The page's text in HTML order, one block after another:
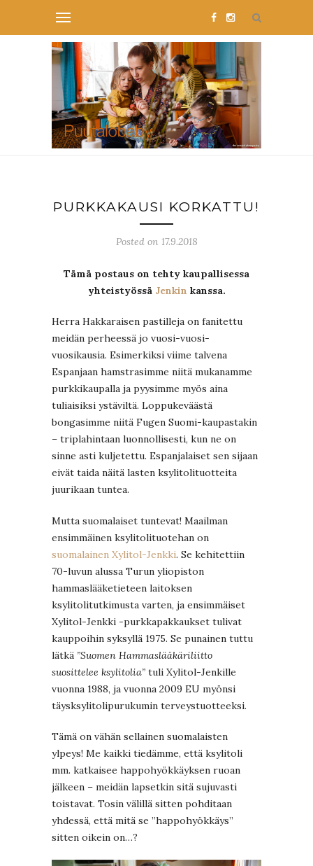
PURKKAKAUSI KORKATTU!
Posted on 17.9.2018
Tämä postaus on tehty kaupallisessa
yhteistyössä Jenkin kanssa.
Herra Hakkaraisen pastilleja on fanitettu
meidän perheessä jo vuosi-vuosi-
vuosikausia. Esimerkiksi viime talvena
Espanjaan hamstrasimme niitä mukanamme
purkkikaupalla ja pyysimme myös aina
tuliaisiksi ystäviltä. Loppukeväästä
bongasimme niitä Fugen Suomi-kaupastakin
– triplahintaan luonnollisesti, kun ne on
sinne asti kuljetettu. Espanjalaiset sen sijaan
eivät taida näitä lasten ksylitolituotteita
juurikaan tuntea.
Mutta suomalaiset tuntevat! Maailman
ensimmäinen ksylitolituotehan on
suomalainen Xylitol-Jenkki. Se kehitettiin
70-luvun alussa Turun yliopiston
hammaslääketieteen laitoksen
ksylitolitutkimusta varten, ja ensimmäiset
Xylitol-Jenkki -purkkapakkaukset tulivat
kauppoihin syksyllä 1975. Se punainen tuttu
lätkä ”Suomen Hammaslääkäriliitto
suosittelee ksylitolia” tuli Xylitol-Jenkille
vuonna 1988, ja vuonna 2009 EU myönsi
täysksylitolipurukumin terveystuotteeksi.
Tämä on vähän sellainen suomalaisten
ylpeys! Me kaikki tiedämme, että ksylitoli
mm. katkaisee happohyökkäyksen ruoan
jälkeen – meidän lapsetkin sitä sujuvasti
toistavat. Tosin välillä sitten pohditaan
yhdessä, että mitä se ”happohyökkäys”
sitten oikein on…?